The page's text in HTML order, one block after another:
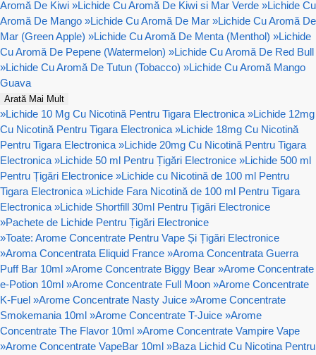
Aromă De Kiwi »Lichide Cu Aromă De Kiwi si Mar Verde »Lichide Cu
Aromă De Mango »Lichide Cu Aromă De Mar »Lichide Cu Aromă De
Mar (Green Apple) »Lichide Cu Aromă De Menta (Menthol) »Lichide
Cu Aromă De Pepene (Watermelon) »Lichide Cu Aromă De Red Bull
»Lichide Cu Aromă De Tutun (Tobacco) »Lichide Cu Aromă Mango
Guava
Arată Mai Mult
»Lichide 10 Mg Cu Nicotină Pentru Tigara Electronica »Lichide 12mg
Cu Nicotină Pentru Tigara Electronica »Lichide 18mg Cu Nicotină
Pentru Tigara Electronica »Lichide 20mg Cu Nicotină Pentru Tigara
Electronica »Lichide 50 ml Pentru Țigări Electronice »Lichide 500 ml
Pentru Țigări Electronice »Lichide cu Nicotină de 100 ml Pentru
Tigara Electronica »Lichide Fara Nicotină de 100 ml Pentru Tigara
Electronica »Lichide Shortfill 30ml Pentru Țigări Electronice
»Pachete de Lichide Pentru Țigări Electronice
»Toate: Arome Concentrate Pentru Vape Și Țigări Electronice
»Aroma Concentrata Eliquid France »Aroma Concentrata Guerra
Puff Bar 10ml »Arome Concentrate Biggy Bear »Arome Concentrate
e-Potion 10ml »Arome Concentrate Full Moon »Arome Concentrate
K-Fuel »Arome Concentrate Nasty Juice »Arome Concentrate
Smokemania 10ml »Arome Concentrate T-Juice »Arome
Concentrate The Flavor 10ml »Arome Concentrate Vampire Vape
»Arome Concentrate VapeBar 10ml »Baza Lichid Cu Nicotina Pentru